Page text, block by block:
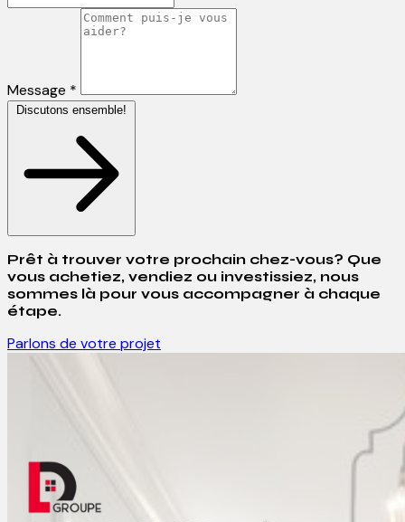
Message *
Discutons ensemble!
Prêt à trouver votre prochain chez-vous? Que
vous achetiez, vendiez ou investissiez, nous
sommes là pour vous accompagner à chaque
étape.
Parlons de votre projet